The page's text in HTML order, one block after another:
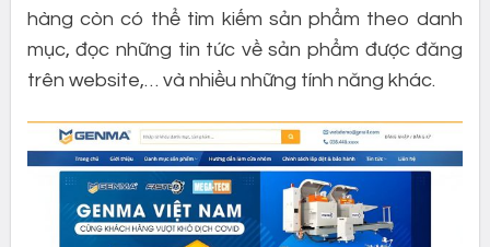
hàng còn có thể tìm kiếm sản phẩm theo danh
mục, đọc những tin tức về sản phẩm được đăng
trên website,… và nhiều những tính năng khác.